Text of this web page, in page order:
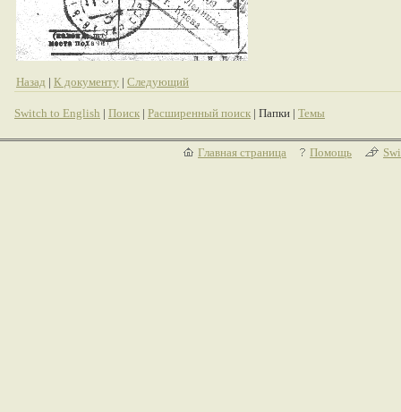
Назад | К документу | Следующий
Switch to English | Поиск | Расширенный поиск | Папки | Темы
Главная страница Помощь